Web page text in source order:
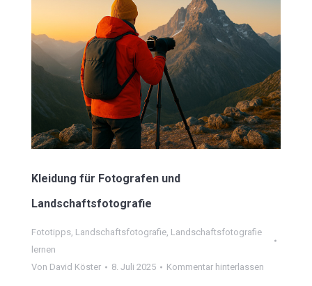
Kleidung für Fotografen und
Landschaftsfotografie
Fototipps, Landschaftsfotografie, Landschaftsfotografie
lernen
Von David Köster 8. Juli 2025 Kommentar hinterlassen